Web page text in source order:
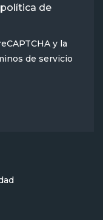
política de
y la
de servicio